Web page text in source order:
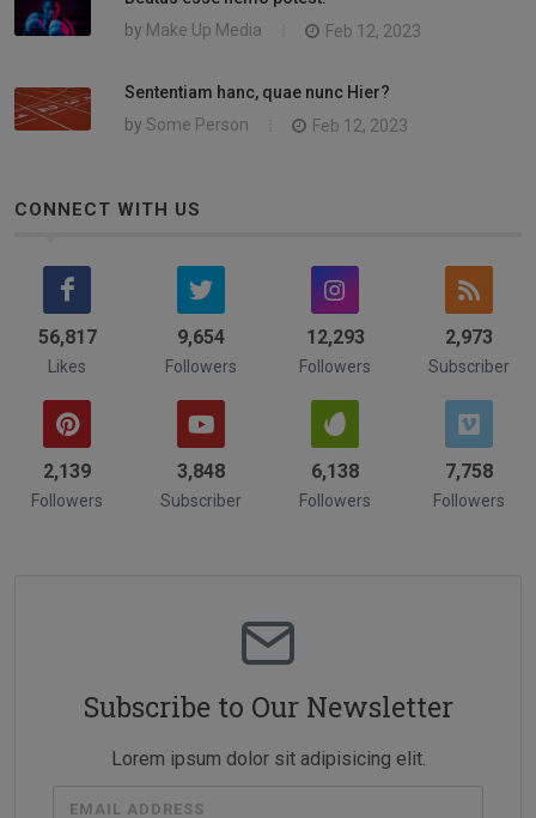
by Make Up Media Feb 12, 2023
Sententiam hanc, quae nunc Hier?
by Some Person Feb 12, 2023
CONNECT WITH US
58,742
Likes
9,654
Followers
14,202
Followers
3,244
Subscriber
2,322
Followers
4,211
Subscriber
6,742
Followers
8,532
Followers
Subscribe to Our Newsletter
Lorem ipsum dolor sit adipisicing elit.
EMAIL ADDRESS